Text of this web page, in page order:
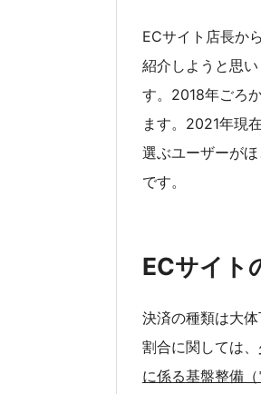
ECサイト店長か
紹介しようと思
す。2018年ごろ
ます。2021年現
選ぶユーザーが
です。
ECサイト
決済の種類は大
割合に関しては、
に係る基盤整備